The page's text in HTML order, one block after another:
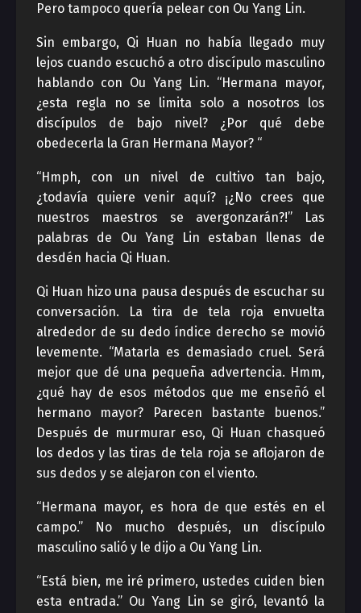
Pero tampoco quería pelear con Ou Yang Lin.
Sin embargo, Qi Huan no había llegado muy
lejos cuando escuchó a otro discípulo masculino
hablando con Ou Yang Lin. “Hermana mayor,
¿esta regla no se limita solo a nosotros los
discípulos de bajo nivel? ¿Por qué debe
obedecerla la Gran Hermana Mayor? “
“Hmph, con un nivel de cultivo tan bajo,
¿todavía quiere venir aquí? ¡¿No crees que
nuestros maestros se avergonzarán?!” Las
palabras de Ou Yang Lin estaban llenas de
desdén hacia Qi Huan.
Qi Huan hizo una pausa después de escuchar su
conversación. La tira de tela roja envuelta
alrededor de su dedo índice derecho se movió
levemente. “Matarla es demasiado cruel. Será
mejor que dé una pequeña advertencia. Hmm,
¿qué hay de esos métodos que me enseñó el
hermano mayor? Parecen bastante buenos.”
Después de murmurar eso, Qi Huan chasqueó
los dedos y las tiras de tela roja se aflojaron de
sus dedos y se alejaron con el viento.
“Hermana mayor, es hora de que estés en el
campo.” No mucho después, un discípulo
masculino salió y le dijo a Ou Yang Lin.
“Está bien, me iré primero, ustedes cuiden bien
esta entrada.” Ou Yang Lin se giró, levantó la